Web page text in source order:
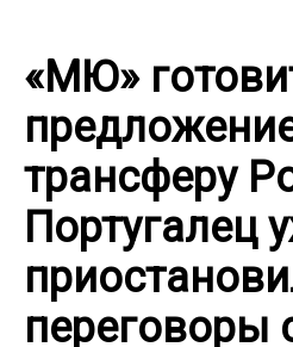
«МЮ»
трансферу
Португалец
переговоры